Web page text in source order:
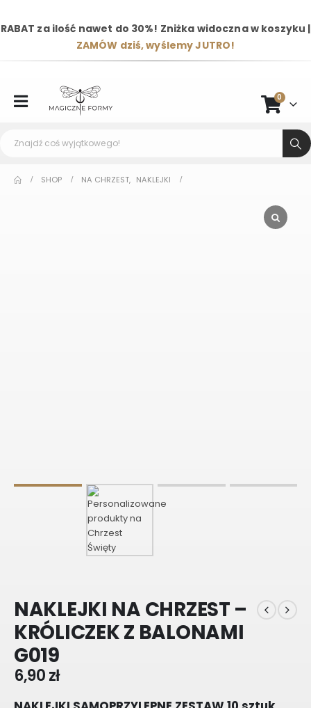
RABAT za ilość nawet do 30%! Zniżka widoczna w koszyku |
ZAMÓW dziś, wyślemy JUTRO!
0
SHOP NA CHRZEST, NAKLEJKI
NAKLEJKI NA CHRZEST –
KRÓLICZEK Z BALONAMI
G019
6,90zł